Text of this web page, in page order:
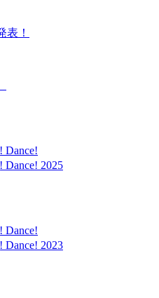
表！
Dance!
Dance! 2025
Dance!
Dance! 2023